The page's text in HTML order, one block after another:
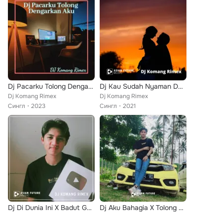
Dj Pacarku Tolong Dengarkan Aku
Dj Komang Rimex
Сингл
2023
Dj Kau Sudah Nyaman Deng Dia
Dj Komang Rimex
Сингл
2021
Dj Di Dunia Ini X Badut Ghosting Dj Aku Bahagia X Tolong Pangana